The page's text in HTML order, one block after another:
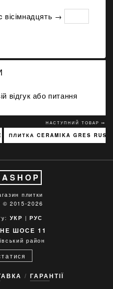
вісімнадцять →
відгук або питання
3768 15X45
НАСТУПНИЙ ТОВАР ↣
ПЛИТКА CERAMIKA GRES
плитки
© 2015-2026
УКР | РУС
ШОСЕ 11
район
ГАРАНТІЇ